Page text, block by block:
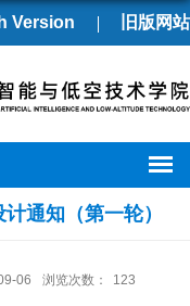
Version 旧版网站
通知（第一轮）
06 浏览次数： 123